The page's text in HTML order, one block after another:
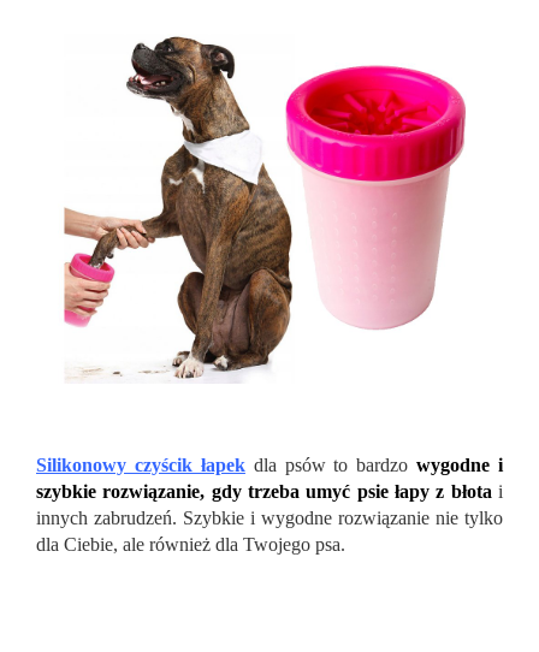
Silikonowy czyścik łapekdla psów to bardzowygodne i
szybkie rozwiązanie, gdy trzeba umyć psie łapy z błota i
innych zabrudzeń. Szybkie i wygodne rozwiązanie nie tylko
dla Ciebie, ale również dla Twojego psa.